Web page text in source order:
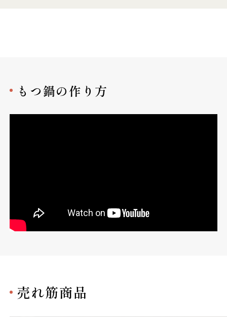
もつ鍋の作り方
売れ筋商品